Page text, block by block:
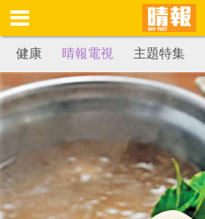
健康 晴報電視 主題特集